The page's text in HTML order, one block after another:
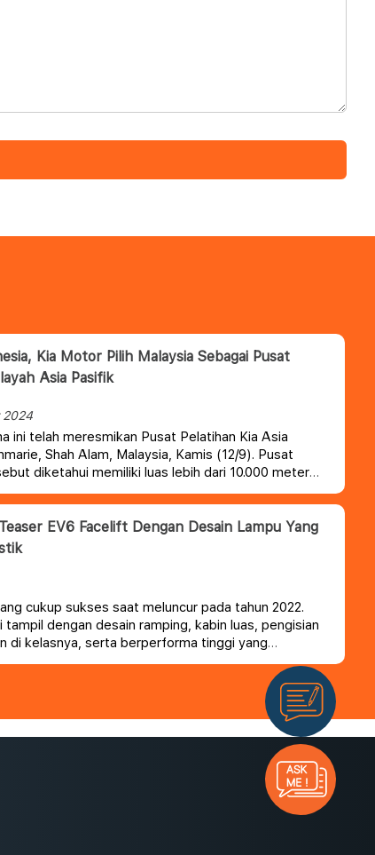
Kia Motor Pilih Malaysia Sebagai Pusat
Asia Pasifik
2024
ini telah meresmikan Pusat Pelatihan Kia Asia
Shah Alam, Malaysia, Kamis (12/9). Pusat
diketahui memiliki luas lebih dari 10.000 meter
total nilai investasi sebesar RM 3.000.000.
EV6 Facelift Dengan Desain Lampu Yang
cukup sukses saat meluncur pada tahun 2022.
tampil dengan desain ramping, kabin luas, pengisian
di kelasnya, serta berperforma tinggi yang
576 hp.